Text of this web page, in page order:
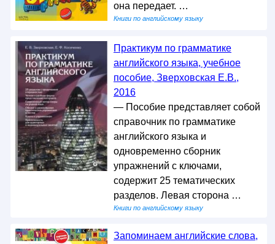
она передает. …
Книги по английскому языку
Практикум по грамматике
английского языка, учебное
пособие, Зверховская Е.В.,
2016
— Пособие представляет собой
справочник по грамматике
английского языка и
одновременно сборник
упражнений с ключами,
содержит 25 тематических
разделов. Левая сторона …
Книги по английскому языку
Запоминаем английские слова,